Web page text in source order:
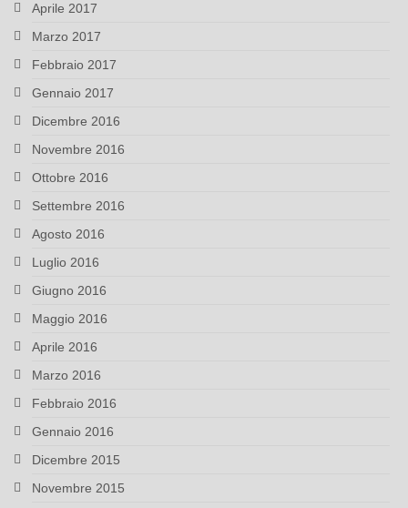
Aprile 2017
Marzo 2017
Febbraio 2017
Gennaio 2017
Dicembre 2016
Novembre 2016
Ottobre 2016
Settembre 2016
Agosto 2016
Luglio 2016
Giugno 2016
Maggio 2016
Aprile 2016
Marzo 2016
Febbraio 2016
Gennaio 2016
Dicembre 2015
Novembre 2015